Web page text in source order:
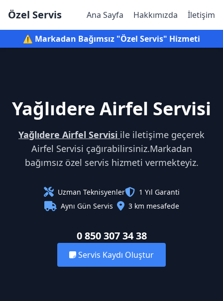
Özel Servis Ana Sayfa Hakkımızda İletişim
⚠️ Markadan Bağımsız "Özel Servis" Hizmeti
Yağlıdere Airfel Servisi
Yağlıdere Airfel Servisi ile iletişime geçerek
Airfel Servisi çağırabilirsiniz.Markadan
bağımsız özel servis hizmeti vermekteyiz.
Uzman Teknisyenler
1 Yıl Garanti
Aynı Gün Servis
3 km mesafede
0 850 307 34 38
Servis Kaydı Oluştur